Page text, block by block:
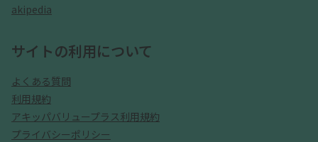
akipedia
サイトの利用について
よくある質問
利用規約
アキッパバリュープラス利用規約
プライバシーポリシー